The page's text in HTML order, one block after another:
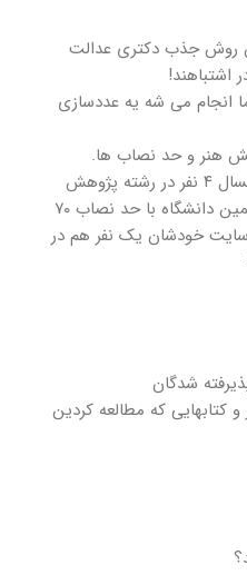
روش جذب دکتری عدالت
انجام می شه یه عددسازی
هنر و حد نصاب ها.
دانشگاه هنر با حد نصاب ۶۹ امسال ۴ نفر در رشته پژوهش
هنر و تطبیقی جذب کرده اما همین دانشگاه با حد نصاب ۷۰
سایت خودشان یک نفر هم در
شدگان
کتابهایی که مطالعه کردین